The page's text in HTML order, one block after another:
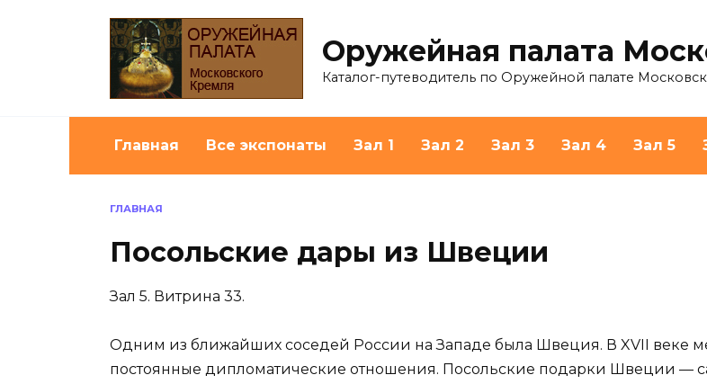
Оружейная палата
Каталог-путеводитель по Оружейной палате
Главная Все экспонаты Зал 1 Зал 2 Зал 3 Зал 4 Зал 5
ГЛАВНАЯ
Посольские дары из Швеции
Зал 5. Витрина 33.
Одним из ближайших соседей России на Западе была Швеция. В XVII веке
постоянные дипломатические отношения. Посольские подарки Швеции —